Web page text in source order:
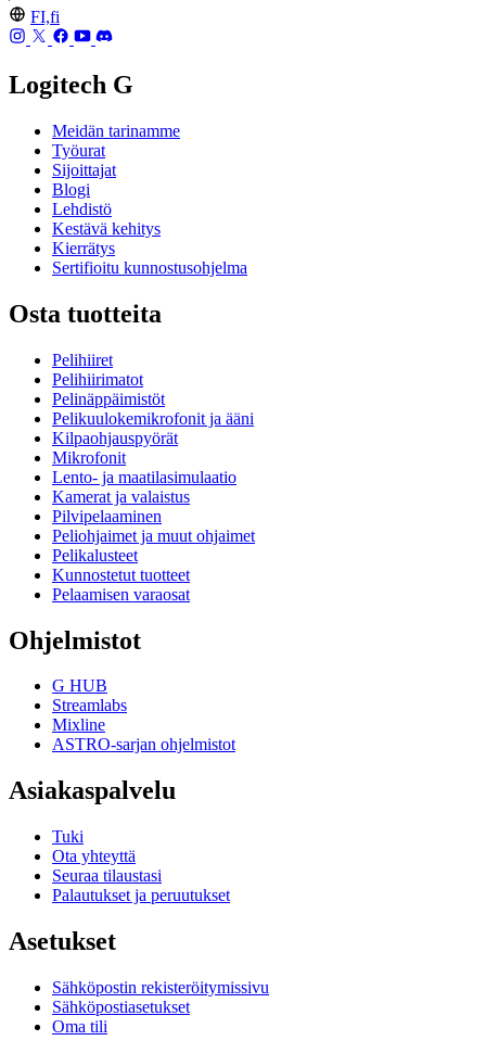
FI,fi
Logitech G
Meidän tarinamme
Työurat
Sijoittajat
Blogi
Lehdistö
Kestävä kehitys
Kierrätys
Sertifioitu kunnostusohjelma
Osta tuotteita
Pelihiiret
Pelihiirimatot
Pelinäppäimistöt
Pelikuulokemikrofonit ja ääni
Kilpaohjauspyörät
Mikrofonit
Lento- ja maatilasimulaatio
Kamerat ja valaistus
Pilvipelaaminen
Peliohjaimet ja muut ohjaimet
Pelikalusteet
Kunnostetut tuotteet
Pelaamisen varaosat
Ohjelmistot
G HUB
Streamlabs
Mixline
ASTRO-sarjan ohjelmistot
Asiakaspalvelu
Tuki
Ota yhteyttä
Seuraa tilaustasi
Palautukset ja peruutukset
Asetukset
Sähköpostin rekisteröitymissivu
Sähköpostiasetukset
Oma tili